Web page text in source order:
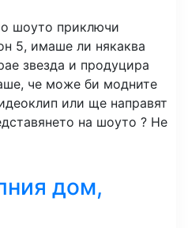
шоуто приключи
5, имаше ли някаква
звезда и продуцира
че може би модните
или ще направят
на шоуто ? Не
дом,